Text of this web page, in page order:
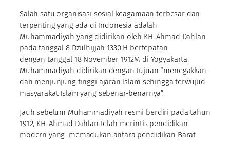
Salah satu organisasi sosial keagamaan terbesar dan
terpenting yang ada di Indonesia adalah
Muhammadiyah yang didirikan oleh KH. Ahmad Dahlan
pada tanggal 8 Dzulhijjah 1330 H bertepatan
dengan tanggal 18 November 1912M di Yogyakarta.
Muhammadiyah didirikan dengan tujuan “menegakkan
dan menjunjung tinggi ajaran Islam sehingga terwujud
masyarakat Islam yang sebenar-benarnya”.
Jauh sebelum Muhammadiyah resmi berdiri pada tahun
1912, KH. Ahmad Dahlan telah merintis pendidikan
modern yang memadukan antara pendidikan Barat